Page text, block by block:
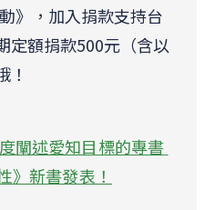
》，加入捐款支持台
定額捐款500元（含以
！
闡述愛知目標的專書
》新書發表！